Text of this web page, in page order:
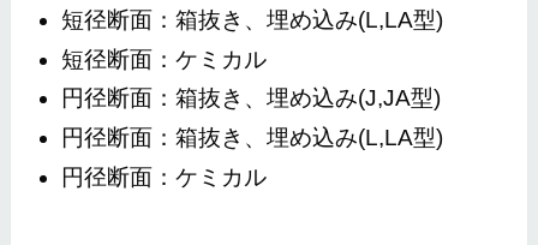
短径断面：箱抜き、埋め込み(L,LA型)
短径断面：ケミカル
円径断面：箱抜き、埋め込み(J,JA型)
円径断面：箱抜き、埋め込み(L,LA型)
円径断面：ケミカル